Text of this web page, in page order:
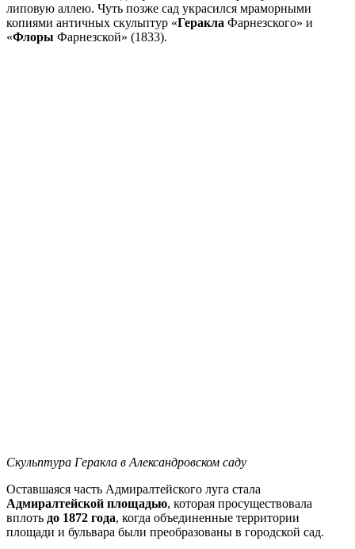
липовую аллею. Чуть позже сад украсился мраморными
копиями античных скульптур «Геракла Фарнезского» и
«Флоры Фарнезской» (1833).
Скульптура Геракла в Александровском саду
Оставшаяся часть Адмиралтейского луга стала
Адмиралтейской площадью, которая просуществовала
вплоть до 1872 года, когда объединенные территории
площади и бульвара были преобразованы в городской сад.